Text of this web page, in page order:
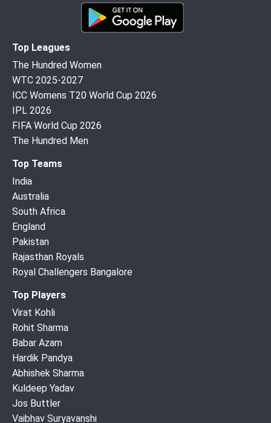
Top Leagues
The Hundred Women
WTC 2025-2027
ICC Womens T20 World Cup 2026
IPL 2026
FIFA World Cup 2026
The Hundred Men
Top Teams
India
Australia
South Africa
England
Pakistan
Rajasthan Royals
Royal Challengers Bangalore
Top Players
Virat Kohli
Rohit Sharma
Babar Azam
Hardik Pandya
Abhishek Sharma
Kuldeep Yadav
Jos Buttler
Vaibhav Suryavanshi